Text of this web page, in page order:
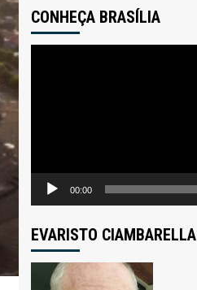
CONHEÇA BRASÍLIA
00:00
EVARISTO CIAMBARELLA